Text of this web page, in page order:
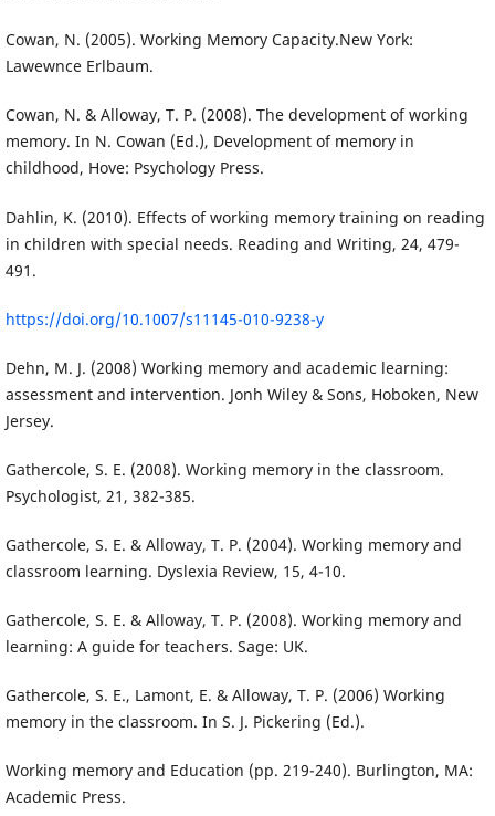
Cowan, N. (2005). Working Memory Capacity.New York:
Lawewnce Erlbaum.
Cowan, N. & Alloway, T. P. (2008). The development of working
memory. In N. Cowan (Ed.), Development of memory in
childhood, Hove: Psychology Press.
Dahlin, K. (2010). Effects of working memory training on reading
in children with special needs. Reading and Writing, 24, 479-
491.
https://doi.org/10.1007/s11145-010-9238-y
Dehn, M. J. (2008) Working memory and academic learning:
assessment and intervention. Jonh Wiley & Sons, Hoboken, New
Jersey.
Gathercole, S. E. (2008). Working memory in the classroom.
Psychologist, 21, 382-385.
Gathercole, S. E. & Alloway, T. P. (2004). Working memory and
classroom learning. Dyslexia Review, 15, 4-10.
Gathercole, S. E. & Alloway, T. P. (2008). Working memory and
learning: A guide for teachers. Sage: UK.
Gathercole, S. E., Lamont, E. & Alloway, T. P. (2006) Working
memory in the classroom. In S. J. Pickering (Ed.).
Working memory and Education (pp. 219-240). Burlington, MA:
Academic Press.